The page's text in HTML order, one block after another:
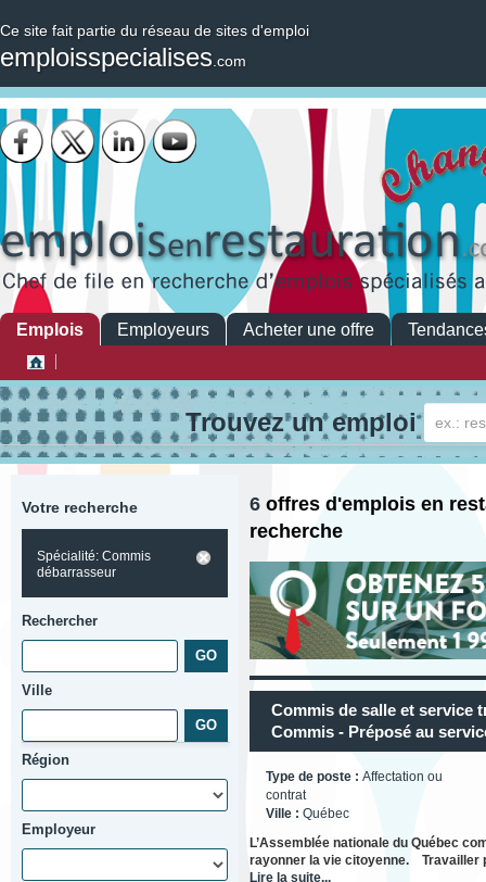
Ce site fait partie du réseau de sites d'emploi
emploisspecialises .com
Emplois Employeurs Acheter une offre
Trouvez un emploi
Votre recherche
Spécialité: Commis
débarrasseur
Rechercher
Ville
Région
Employeur
6 offres d'emplois en
recherche
Commis de salle et service
Commis - Préposé au
Type de poste : Affectation ou
contrat
Ville : Québec
L’Assemblée nationale du Québec
rayonner la vie citoyenne. Travailler
Lire la suite...